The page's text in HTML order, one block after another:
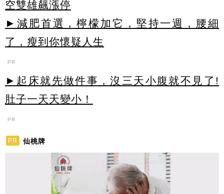
空雙雄飆漲停
►減肥首選，檸檬加它，堅持一週，腰細
了，瘦到你懷疑人生
PR
►起床就先做件事，沒三天小腹就不見了!
肚子一天天變小！
PR
PR 仙桃牌